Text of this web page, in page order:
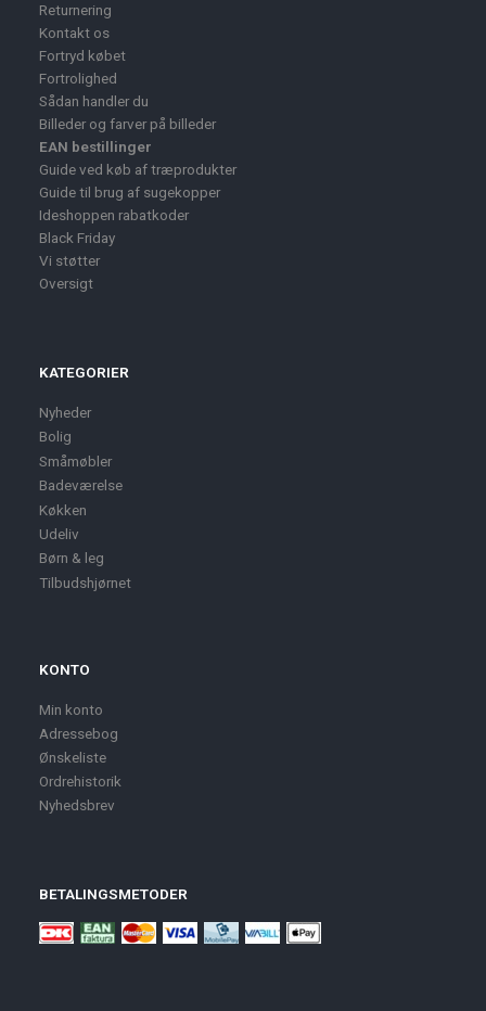
Returnering
Kontakt os
Fortryd købet
Fortrolighed
Sådan handler du
Billeder og farver på billeder
EAN bestillinger
Guide ved køb af træprodukter
Guide til brug af sugekopper
Ideshoppen rabatkoder
Black Friday
Vi støtter
Oversigt
KATEGORIER
Nyheder
Bolig
Småmøbler
Badeværelse
Køkken
Udeliv
Børn & leg
Tilbudshjørnet
KONTO
Min konto
Adressebog
Ønskeliste
Ordrehistorik
Nyhedsbrev
BETALINGSMETODER